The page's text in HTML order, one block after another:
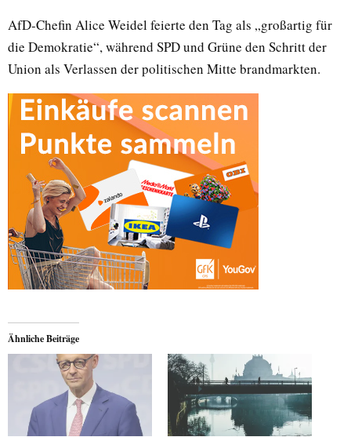
AfD-Chefin Alice Weidel feierte den Tag als „großartig für
die Demokratie“, während SPD und Grüne den Schritt der
Union als Verlassen der politischen Mitte brandmarkten.
Ähnliche Beiträge